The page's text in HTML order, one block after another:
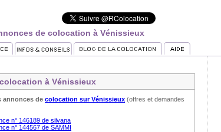
de colocation à Vénissieux
à Vénissieux
annonces de colocation sur Vénissieux (offres et demandes
n° 146189 de silvana
n° 144567 de SAMMI